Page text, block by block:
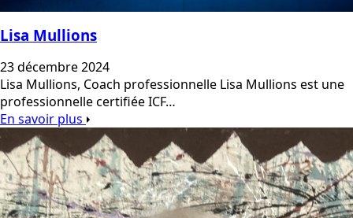
Lisa Mullions
23 décembre 2024
Lisa Mullions, Coach professionnelle Lisa Mullions est une
professionnelle certifiée ICF…
En savoir plus